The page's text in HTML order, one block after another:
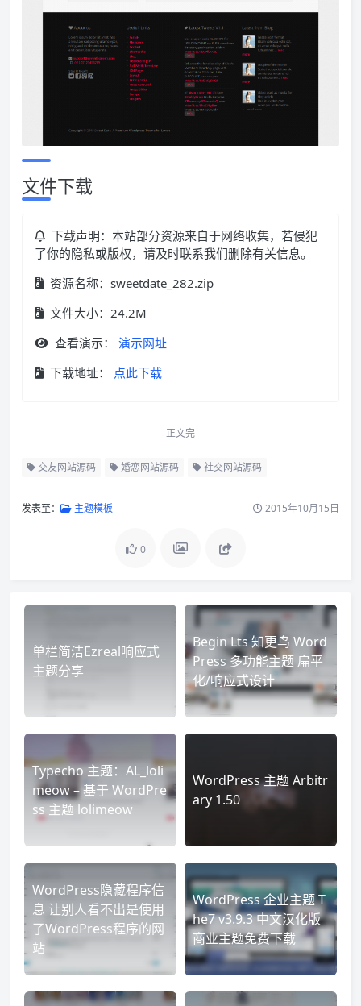
文件下载
下载声明：本站部分资源来自于网络收集，若侵犯
了你的隐私或版权，请及时联系我们删除有关信息。
资源名称：sweetdate_282.zip
文件大小：24.2M
查看演示：
演示网址
下载地址：
点此下载
正文完
交友网站源码 婚恋网站源码 社交网站源码
发表至： 主题模板 2015年10月15日
0
单栏简洁Ezreal响应式
主题分享
Begin Lts 知更鸟 Word
Press 多功能主题 扁平
化/响应式设计
Typecho 主题：AL_loli
meow – 基于 WordPre
ss 主题 lolimeow
WordPress 主题 Arbitr
ary 1.50
WordPress隐藏程序信
息 让别人看不出是使用
了WordPress程序的网
站
WordPress 企业主题 T
he7 v3.9.3 中文汉化版
商业主题免费下载